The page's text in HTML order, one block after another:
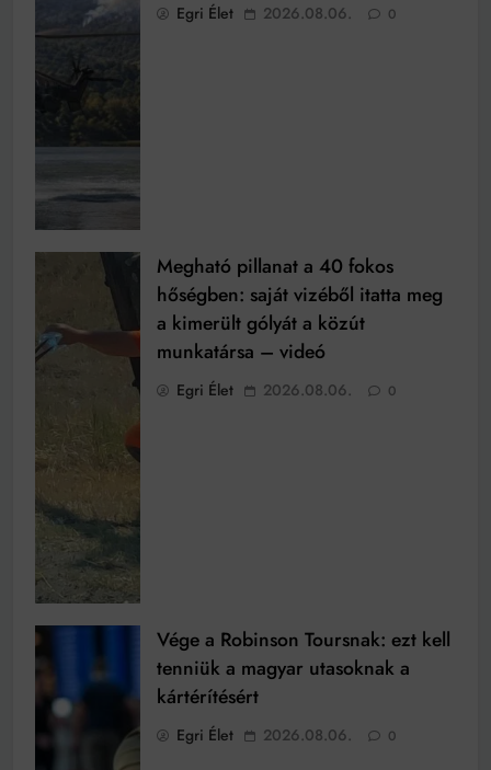
Egri Élet 2026.08.06. 0
Megható pillanat a 40 fokos
hőségben: saját vizéből itatta meg
a kimerült gólyát a közút
munkatársa – videó
Egri Élet 2026.08.06. 0
Vége a Robinson Toursnak: ezt kell
tenniük a magyar utasoknak a
kártérítésért
Egri Élet 2026.08.06. 0